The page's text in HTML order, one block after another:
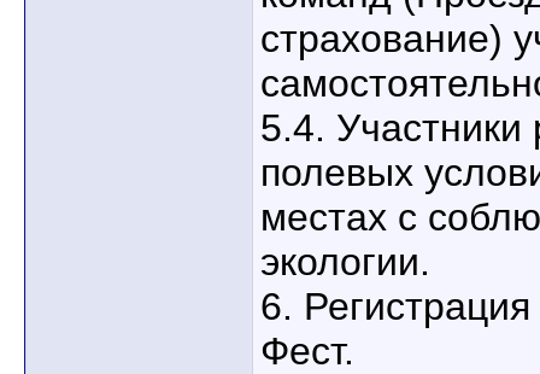
страхование)
5.4.
полевых
местах с
экологии.
6.
Фест.